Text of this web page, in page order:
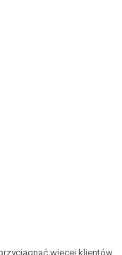
więcej klientów.